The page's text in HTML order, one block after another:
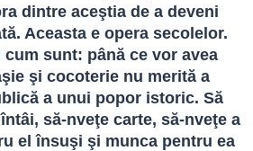
dintre aceştia de a deveni
Aceasta e opera secolelor.
sunt: până ce vor avea
şi cocoterie nu merită a
a unui popor istoric. Să
să-nveţe carte, să-nveţe a
el însuşi şi munca pentru ea